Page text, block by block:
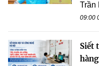
Trần
09:00
Siết